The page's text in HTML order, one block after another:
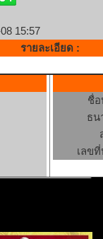
15:57
รายละเอียด :
ชื่
ธน
เลข